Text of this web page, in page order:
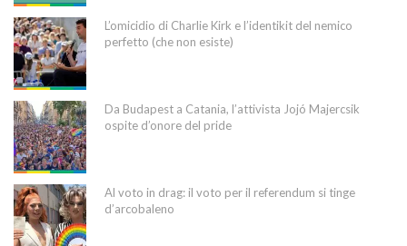
L’omicidio di Charlie Kirk e l’identikit del nemico
perfetto (che non esiste)
Da Budapest a Catania, l’attivista Jojó Majercsik
ospite d’onore del pride
Al voto in drag: il voto per il referendum si tinge
d’arcobaleno